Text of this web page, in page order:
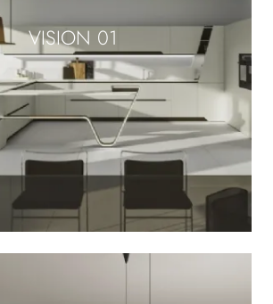
VISION 01